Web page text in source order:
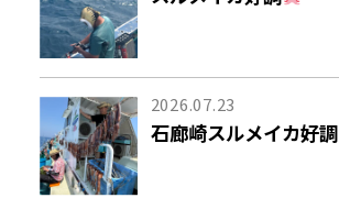
2026.07.23
石廊崎スルメイカ好調